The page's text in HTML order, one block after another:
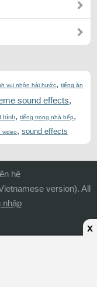
vui nhộn hài hước, tiếng ăn
sound effects,
hình, tiếng trong nhà bếp,
video, sound effects
hệ
version). All
nhập
x